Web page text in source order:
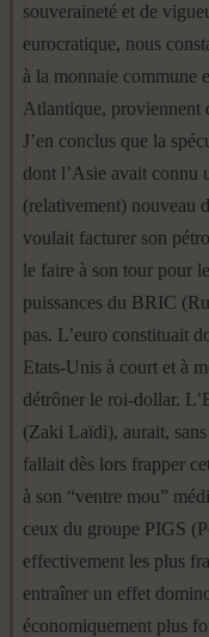
souveraineté et de
eurocratique, nous
à la monnaie commune
Atlantique, proviennent
J’en conclus que la
dont l’Asie avait connu
(relativement) nouveau
voulait facturer son
le faire à son tour pour
puissances du BRIC
pas. L’euro constituait
Etats-Unis à court et à
détrôner le roi-dollar.
(Zaki Laïdi), aurait,
fallait dès lors frapper
à son “ventre mou”
ceux du groupe PIGS
effectivement les plus
entraîner un effet
économiquement plus